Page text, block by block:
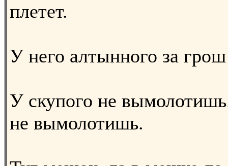
плетет.
У него алтынного за
У скупого не
не вымолотишь.